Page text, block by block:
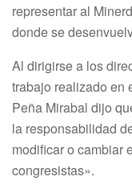
representar al
donde se
Al dirigirse a los
trabajo realizado en
Peña Mirabal dijo
la responsabilidad
modificar o cambiar
congresistas».